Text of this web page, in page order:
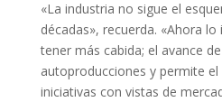
«La industria no sigue el
décadas», recuerda. «Ahora
tener más cabida; el avance
autoproducciones y permite
iniciativas con vistas de